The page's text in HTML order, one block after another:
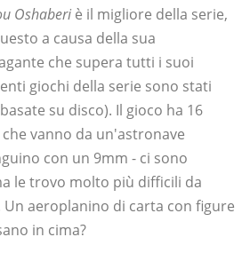
Oshaberi è il migliore della serie,
a causa della sua
che supera tutti i suoi
giochi della serie sono stati
su disco). Il gioco ha 16
vanno da un'astronave
con un 9mm - ci sono
le trovo molto più difficili da
aeroplanino di carta con figure
in cima?